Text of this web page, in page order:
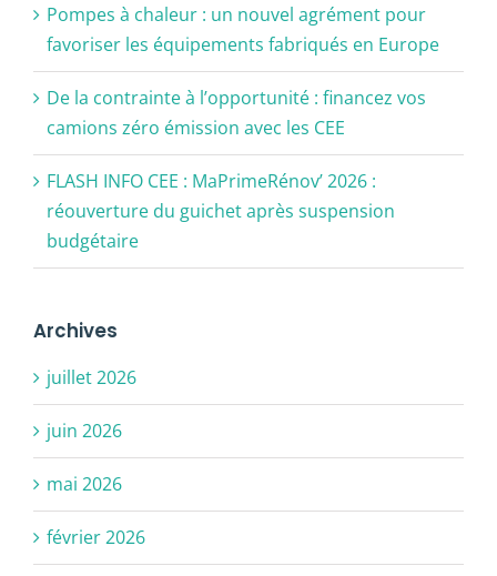
Pompes à chaleur : un nouvel agrément pour
favoriser les équipements fabriqués en Europe
De la contrainte à l’opportunité : financez vos
camions zéro émission avec les CEE
FLASH INFO CEE : MaPrimeRénov’ 2026 :
réouverture du guichet après suspension
budgétaire
Archives
juillet 2026
juin 2026
mai 2026
février 2026